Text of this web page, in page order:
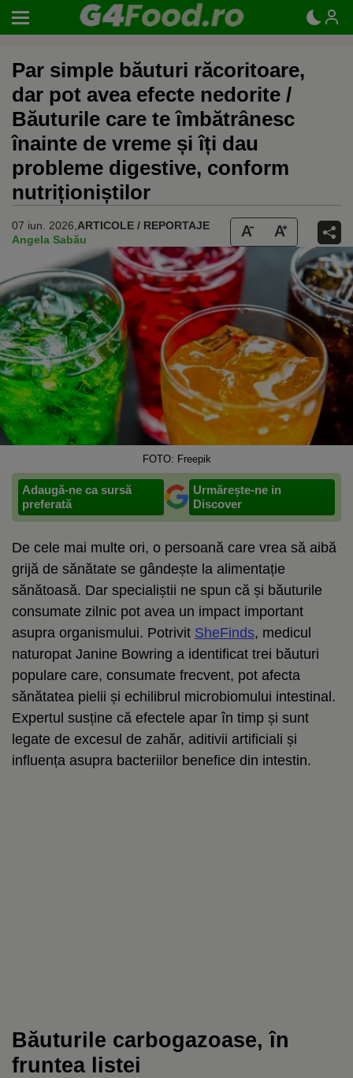
Par simple băuturi răcoritoare,
dar pot avea efecte nedorite /
Băuturile care te îmbătrânesc
înainte de vreme și îți dau
probleme digestive, conform
nutriționiștilor
07 iun. 2026, ARTICOLE / REPORTAJE
Angela Sabău
FOTO: Freepik
Adaugă-ne ca sursă
preferată
Urmărește-ne in
Discover
De cele mai multe ori, o persoană care vrea să aibă
grijă de sănătate se gândește la alimentație
sănătoasă. Dar specialiștii ne spun că și băuturile
consumate zilnic pot avea un impact important
asupra organismului. Potrivit SheFinds, medicul
naturopat Janine Bowring a identificat trei băuturi
populare care, consumate frecvent, pot afecta
sănătatea pielii și echilibrul microbiomului intestinal.
Expertul susține că efectele apar în timp și sunt
legate de excesul de zahăr, aditivii artificiali și
influența asupra bacteriilor benefice din intestin.
Băuturile carbogazoase, în
fruntea listei